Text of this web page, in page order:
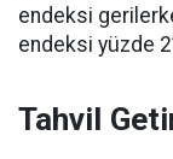
endeksi
endeksi yüzde
Tahvil